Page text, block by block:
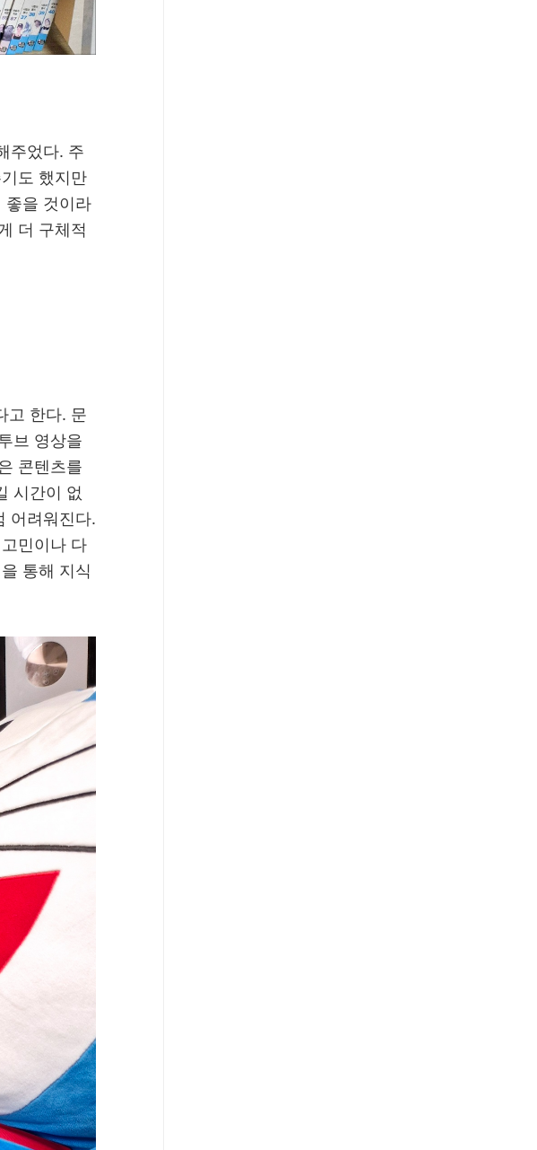
주었다. 주
도 했지만
좋을 것이라
더 구체적
고 한다. 문
브 영상을
콘텐츠를
시간이 없
어려워진다.
민이나 다
통해 지식